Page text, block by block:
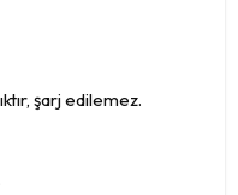
şarj edilemez.